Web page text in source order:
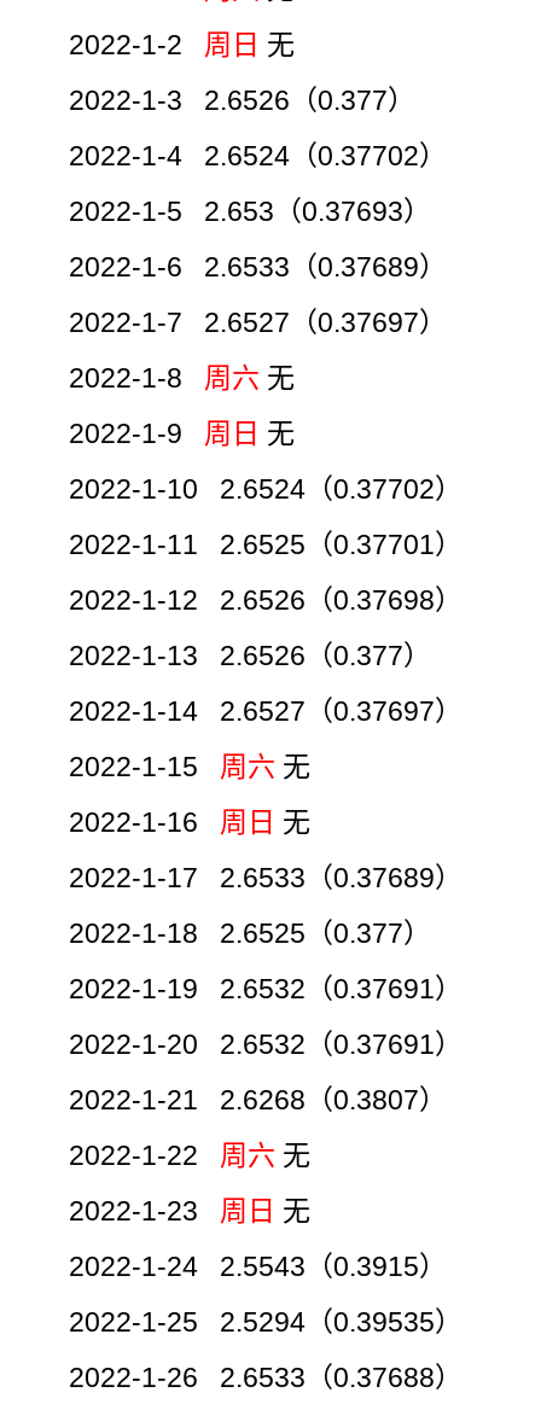
2022-1-2 周日 无
2022-1-3 2.6526（0.377）
2022-1-4 2.6524（0.37702）
2022-1-5 2.653（0.37693）
2022-1-6 2.6533（0.37689）
2022-1-7 2.6527（0.37697）
2022-1-8 周六 无
2022-1-9 周日 无
2022-1-10 2.6524（0.37702）
2022-1-11 2.6525（0.37701）
2022-1-12 2.6526（0.37698）
2022-1-13 2.6526（0.377）
2022-1-14 2.6527（0.37697）
2022-1-15 周六 无
2022-1-16 周日 无
2022-1-17 2.6533（0.37689）
2022-1-18 2.6525（0.377）
2022-1-19 2.6532（0.37691）
2022-1-20 2.6532（0.37691）
2022-1-21 2.6268（0.3807）
2022-1-22 周六 无
2022-1-23 周日 无
2022-1-24 2.5543（0.3915）
2022-1-25 2.5294（0.39535）
2022-1-26 2.6533（0.37688）